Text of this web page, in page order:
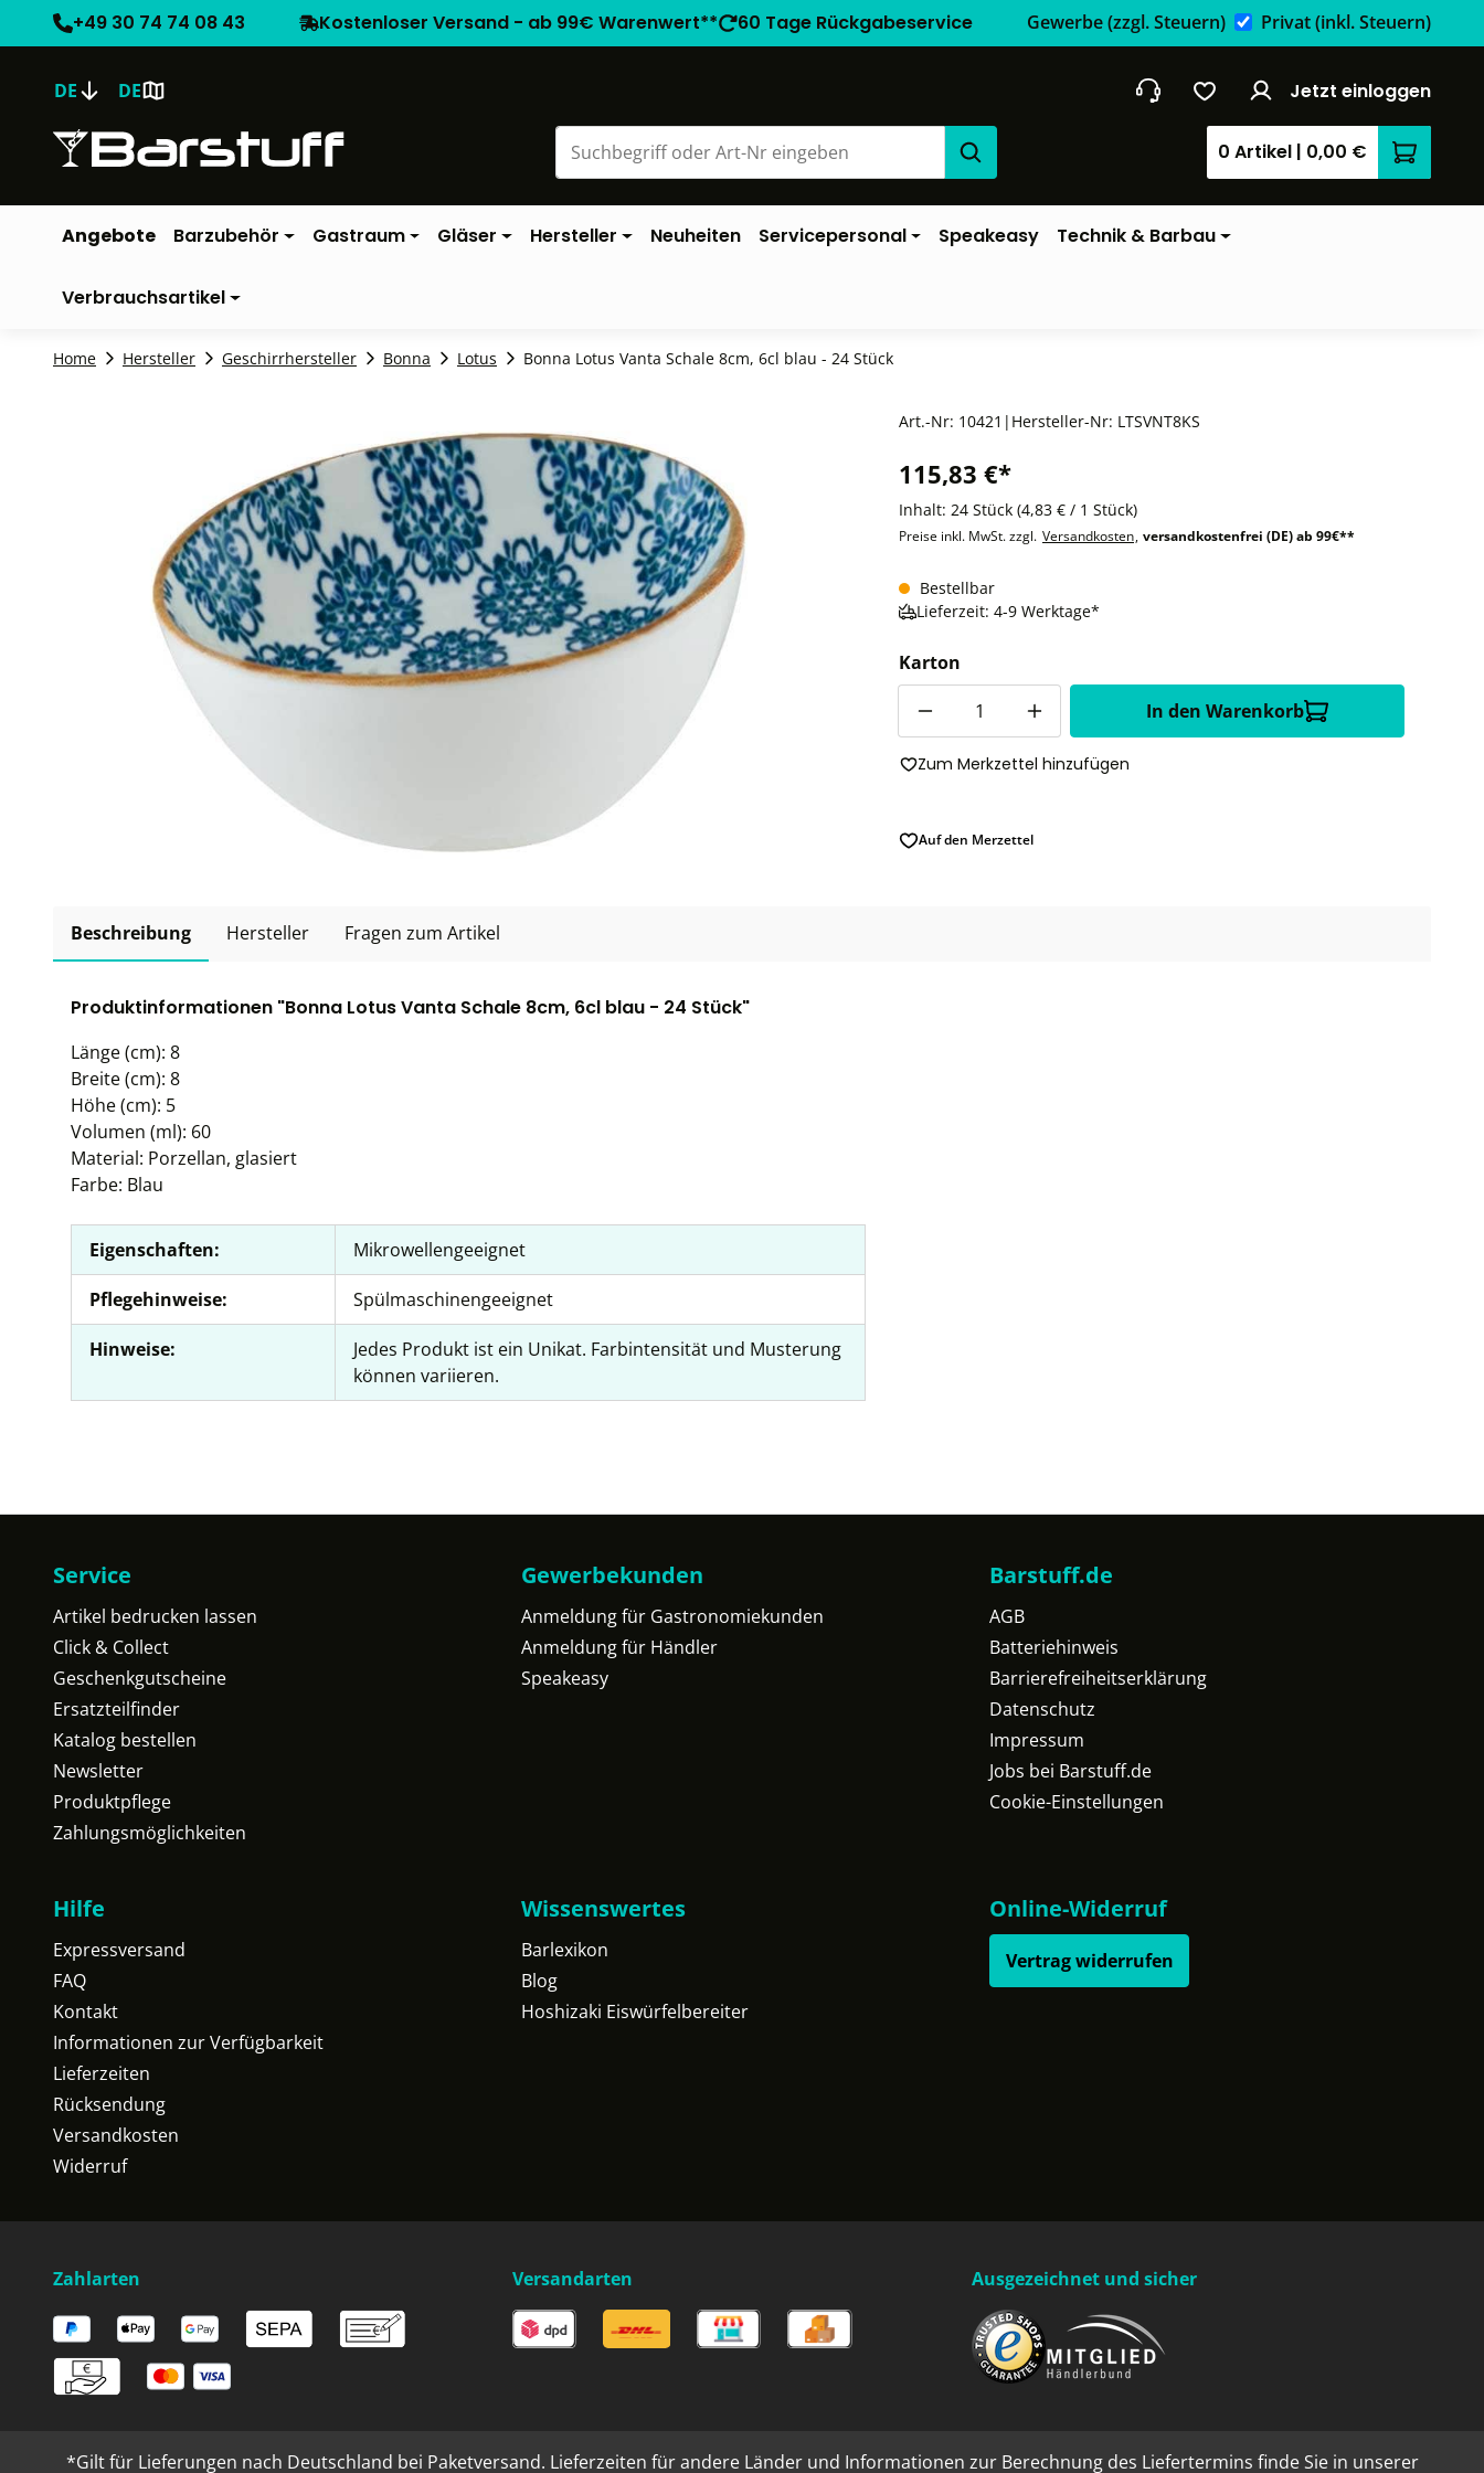
+49 30 74 74 08 43 Kostenloser Versand - ab 99€ Warenwert** 60 Tage Rückgabeservice Gewerbe(zzgl. Steuern) Privat(inkl. Steuern)
DE DE Jetzt einloggen
0 Artikel | 0,00 €
Angebote Barzubehör Gastraum Gläser Hersteller Neuheiten Servicepersonal Speakeasy Technik & Barbau
Verbrauchsartikel
Home Hersteller Geschirrhersteller Bonna Lotus Bonna Lotus Vanta Schale 8cm, 6cl blau - 24 Stück
Art.-Nr: 10421 | Hersteller-Nr: LTSVNT8KS
115,83 €*
Inhalt: 24 Stück (4,83 € / 1 Stück)
Preise inkl. MwSt. zzgl. Versandkosten, versandkostenfrei (DE) ab 99€**
Bestellbar
Lieferzeit: 4-9 Werktage*
Karton
In den Warenkorb
Zum Merkzettel hinzufügen
Auf den Merzettel
Beschreibung Hersteller Fragen zum Artikel
Produktinformationen "Bonna Lotus Vanta Schale 8cm, 6cl blau - 24 Stück"
Länge (cm): 8
Breite (cm): 8
Höhe (cm): 5
Volumen (ml): 60
Material: Porzellan, glasiert
Farbe: Blau
Eigenschaften: Mikrowellengeeignet
Pflegehinweise: Spülmaschinengeeignet
Hinweise:
Jedes Produkt ist ein Unikat. Farbintensität und Musterung
können variieren.
Service
Artikel bedrucken lassen
Click & Collect
Geschenkgutscheine
Ersatzteilfinder
Katalog bestellen
Newsletter
Produktpflege
Zahlungsmöglichkeiten
Gewerbekunden
Anmeldung für Gastronomiekunden
Anmeldung für Händler
Speakeasy
Barstuff.de
AGB
Batteriehinweis
Barrierefreiheitserklärung
Datenschutz
Impressum
Jobs bei Barstuff.de
Cookie-Einstellungen
Hilfe
Expressversand
FAQ
Kontakt
Informationen zur Verfügbarkeit
Lieferzeiten
Rücksendung
Versandkosten
Widerruf
Wissenswertes
Barlexikon
Blog
Hoshizaki Eiswürfelbereiter
Online-Widerruf
Vertrag widerrufen
Zahlarten Versandarten Ausgezeichnet und sicher
*Gilt für Lieferungen nach Deutschland bei Paketversand. Lieferzeiten für andere Länder und Informationen zur Berechnung des Liefertermins finde Sie in unserer